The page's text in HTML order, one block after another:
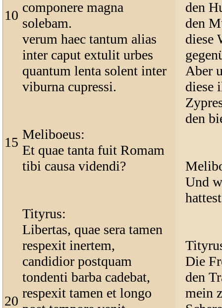
10
15
20
componere magna
solebam.
verum haec tantum alias
inter caput extulit urbes
quantum lenta solent inter
viburna cupressi.
Meliboeus:
Et quae tanta fuit Romam
tibi causa videndi?
Tityrus:
Libertas, quae sera tamen
respexit inertem,
candidior postquam
tondenti barba cadebat,
respexit tamen et longo
den
den
diese
Aber
diese
den
Und
Die
den
mein